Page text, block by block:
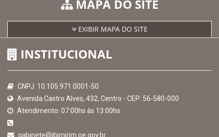
Consultar Convênios
Hora:
2026
MAPA DO SITE